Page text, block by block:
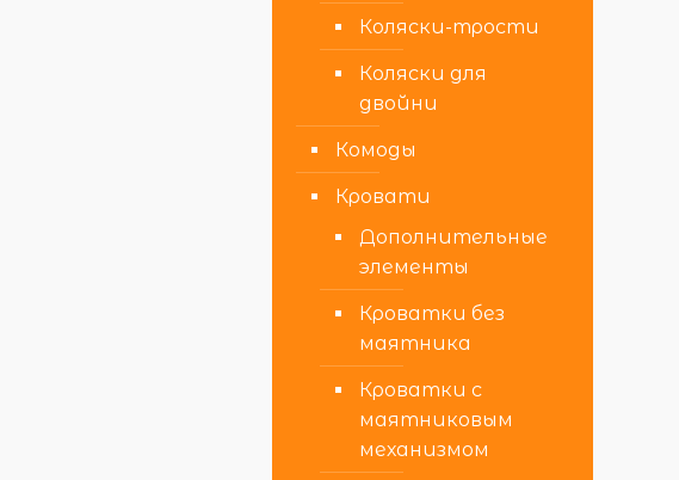
Коляски-трости
Коляски для
двойни
Комоды
Кровати
Дополнительные
элементы
Кроватки без
маятника
Кроватки с
маятниковым
механизмом